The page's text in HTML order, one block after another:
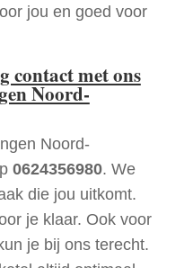
jou en goed voor
contact met ons
Noord-
Noord-
0624356980. We
die jou uitkomt.
je klaar. Ook voor
je bij ons terecht.